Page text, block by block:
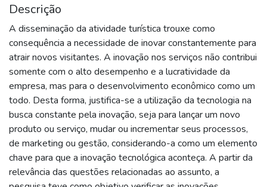
Descrição
A disseminação da atividade turística trouxe como
consequência a necessidade de inovar constantemente para
atrair novos visitantes. A inovação nos serviços não contribui
somente com o alto desempenho e a lucratividade da
empresa, mas para o desenvolvimento econômico como um
todo. Desta forma, justifica-se a utilização da tecnologia na
busca constante pela inovação, seja para lançar um novo
produto ou serviço, mudar ou incrementar seus processos,
de marketing ou gestão, considerando-a como um elemento
chave para que a inovação tecnológica aconteça. A partir da
relevância das questões relacionadas ao assunto, a